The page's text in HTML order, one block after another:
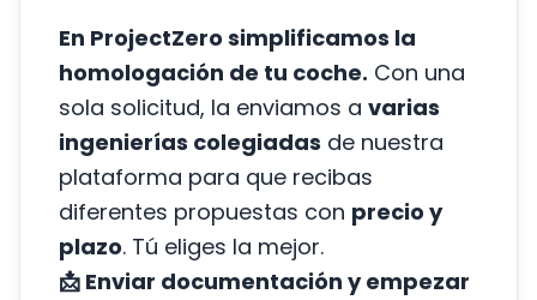
En ProjectZero simplificamos la
homologación de tu coche. Con una
sola solicitud, la enviamos a varias
ingenierías colegiadas de nuestra
plataforma para que recibas
diferentes propuestas con precio y
plazo. Tú eliges la mejor.
📩 Enviar documentación y empezar